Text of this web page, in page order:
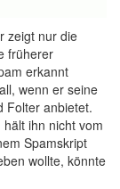
zeigt nur die
früherer
erkannt
wenn er seine
Folter anbietet.
ihn nicht vom
Spamskript
wollte, könnte